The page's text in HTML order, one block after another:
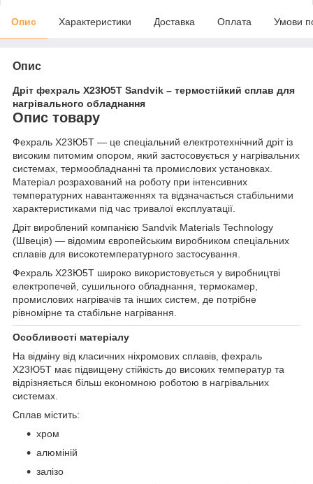
Опис Характеристики Доставка Оплата Умови
Опис
Дріт фехраль Х23Ю5Т Sandvik – термостійкий сплав для
нагрівального обладнання
Опис товару
Фехраль Х23Ю5Т — це спеціальний електротехнічний дріт із
високим питомим опором, який застосовується у нагрівальних
системах, термообладнанні та промислових установках.
Матеріал розрахований на роботу при інтенсивних
температурних навантаженнях та відзначається стабільними
характеристиками під час тривалої експлуатації.
Дріт вироблений компанією Sandvik Materials Technology
(Швеція) — відомим європейським виробником спеціальних
сплавів для високотемпературного застосування.
Фехраль Х23Ю5Т широко використовується у виробництві
електропечей, сушильного обладнання, термокамер,
промислових нагрівачів та інших систем, де потрібне
рівномірне та стабільне нагрівання.
Особливості матеріалу
На відміну від класичних ніхромових сплавів, фехраль
Х23Ю5Т має підвищену стійкість до високих температур та
відрізняється більш економною роботою в нагрівальних
системах.
Сплав містить:
хром
алюміній
залізо